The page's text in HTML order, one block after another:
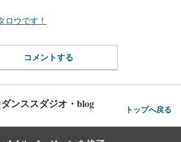
ウです！
コメントする
ンススダジオ・blog トップへ戻る